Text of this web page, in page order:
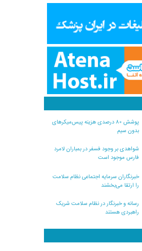
پوشش ۸۰ درصدی هزینه پیس‌میکرهای
بدون سیم
شواهدی بر وجود فسفر در بمباران لامرد
فارس موجود است
خبرنگاران سرمایه اجتماعی نظام سلامت
را ارتقا می‌بخشند
رسانه و خبرنگار در نظام سلامت شریک
راهبردی هستند